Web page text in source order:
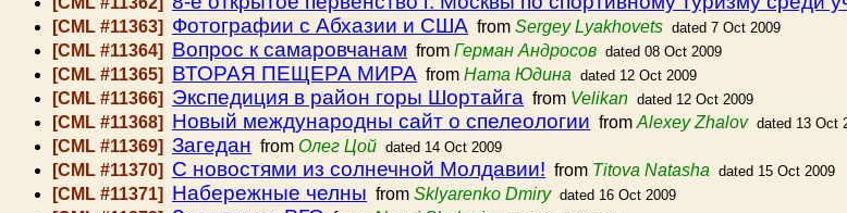
[CML #11363] Фотографии с Абхазии и США from Sergey Lyakhovets dated 7 Oct 2009
[CML #11364] Вопрос к самаровчанам from Герман Андросов dated 08 Oct 2009
[CML #11365] ВТОРАЯ ПЕЩЕРА МИРА from Ната Юдина dated 12 Oct 2009
[CML #11366] Экспедиция в район горы Шортайга from Velikan dated 12 Oct 2009
[CML #11368] Новый международны сайт о спелеологии from Alexey Zhalov dated 13 Oct
[CML #11369] Загедан from Олег Цой dated 14 Oct 2009
[CML #11370] С новостями из солнечной Молдавии! from Titova Natasha dated 15 Oct 2009
[CML #11371] Набережные челны from Sklyarenko Dmiry dated 16 Oct 2009